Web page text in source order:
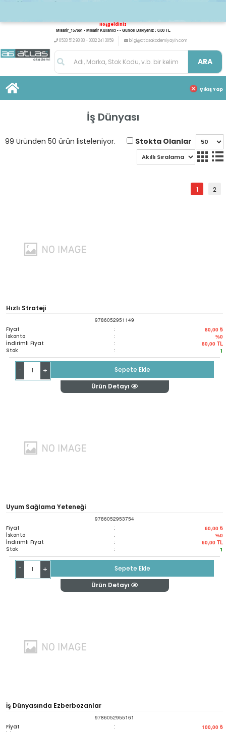
Hoşgeldiniz
Misafir_157661 - Misafir Kullanıcı - - Güncel Bakiyeniz : 0,00 TL
0533 512 93 83 - 0332 241 3059
bilgi@atlasakademiyayin.com
ARA
Çıkış Yap
İş Dünyası
99 Üründen 50 ürün listeleniyor. Stokta Olanlar
1 2
Hızlı Strateji
9786052951149
Fiyat : 80,00 ₺
İskonto : %0
İndirimli Fiyat : 80,00 TL
Stok : 1
- +
Sepete Ekle
Ürün Detayı
Uyum Sağlama Yeteneği
9786052953754
Fiyat : 60,00 ₺
İskonto : %0
İndirimli Fiyat : 60,00 TL
Stok : 1
- +
Sepete Ekle
Ürün Detayı
İş Dünyasında Ezberbozanlar
9786052955161
Fiyat : 100,00 ₺